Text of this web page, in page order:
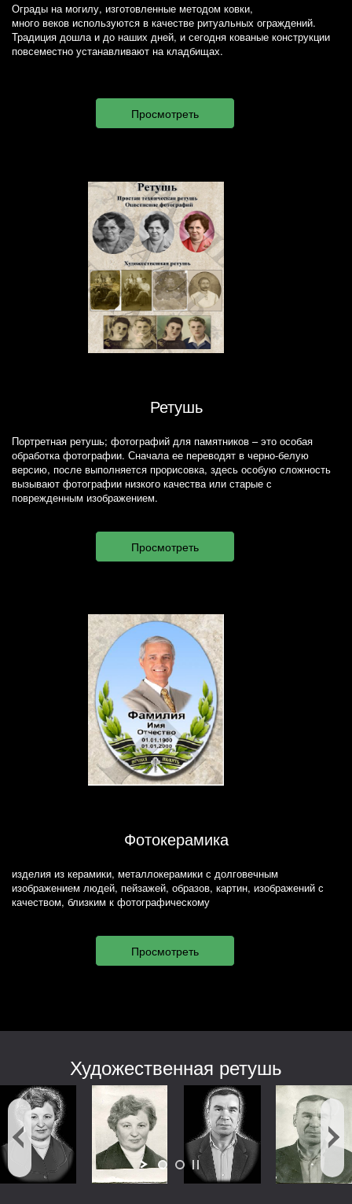
Ограды на могилу, изготовленные методом ковки,
много веков используются в качестве ритуальных ограждений.
Традиция дошла и до наших дней, и сегодня кованые конструкции
повсеместно устанавливают на кладбищах.
Ретушь
Портретная ретушь; фотографий для памятников – это особая
обработка фотографии. Сначала ее переводят в черно-белую
версию, после выполняется прорисовка, здесь особую сложность
вызывают фотографии низкого качества или старые с
поврежденным изображением.
Фотокерамика
изделия из керамики, металлокерамики с долговечным
изображением людей, пейзажей, образов, картин, изображений с
качеством, близким к фотографическому
Художественная ретушь